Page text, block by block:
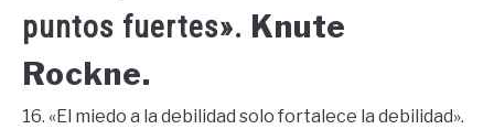
puntos fuertes». Knute
Rockne.
16. «El miedo a la debilidad solo fortalece la debilidad».